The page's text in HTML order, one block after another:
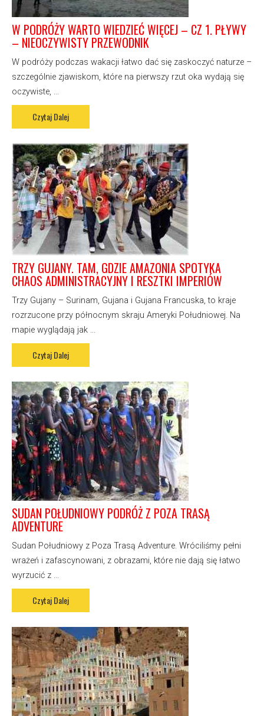
W PODRÓŻY WARTO WIEDZIEĆ WIĘCEJ – CZ 1. PŁYWY
– NIEOCZYWISTY PRZEWODNIK
W podróży podczas wakacji łatwo dać się zaskoczyć naturze –
szczególnie zjawiskom, które na pierwszy rzut oka wydają się
oczywiste, ...
Czytaj Dalej
TRZY GUJANY. TAM, GDZIE AMAZONIA SPOTYKA
CHAOS ADMINISTRACYJNY I RESZTKI IMPERIÓW
Trzy Gujany – Surinam, Gujana i Gujana Francuska, to kraje
rozrzucone przy północnym skraju Ameryki Południowej. Na
mapie wyglądają jak ...
Czytaj Dalej
SUDAN POŁUDNIOWY PODRÓŻ Z POZA TRASĄ
ADVENTURE
Sudan Południowy z Poza Trasą Adventure. Wróciliśmy pełni
wrażeń i zafascynowani, z obrazami, które nie dają się łatwo
wyrzucić z ...
Czytaj Dalej